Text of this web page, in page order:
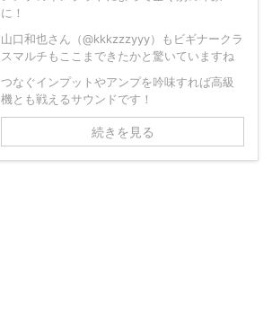
に！
山口和也さん（@kkkzzzyyy）もビギナークラ
スマルチもここまできたかと驚いていますね
つなぐインプットやアンプを吟味すれば高級
機とも戦えるサウンドです！
続きを見る